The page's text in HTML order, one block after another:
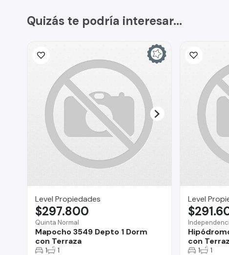
Quizás te podría interesar...
Level Propiedades
Quinta Normal
Mapocho 3549 Depto 1 Dorm
con Terraza
$297.800
1 1
Level
con
1 1